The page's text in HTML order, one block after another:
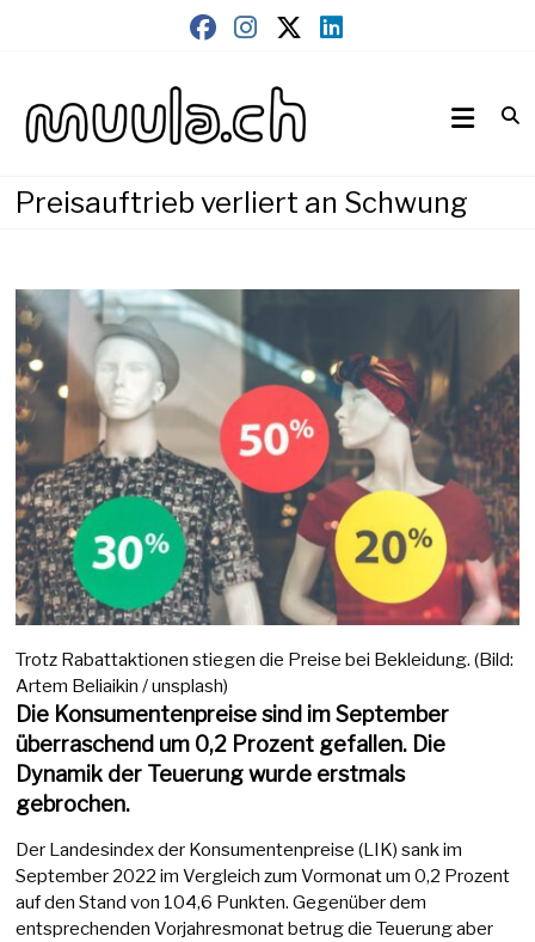
muula.ch
Preisauftrieb verliert an Schwung
Trotz Rabattaktionen stiegen die Preise bei Bekleidung. (Bild:
Artem Beliaikin / unsplash)
Die Konsumentenpreise sind im September
überraschend um 0,2 Prozent gefallen. Die
Dynamik der Teuerung wurde erstmals
gebrochen.
Der Landesindex der Konsumentenpreise (LIK) sank im
September 2022 im Vergleich zum Vormonat um 0,2 Prozent
auf den Stand von 104,6 Punkten. Gegenüber dem
entsprechenden Vorjahresmonat betrug die Teuerung aber